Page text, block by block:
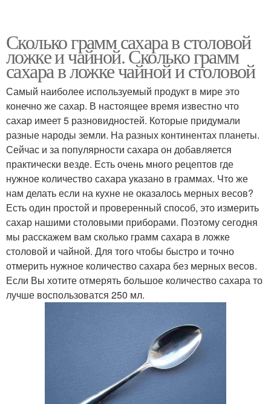
Сколько грамм сахара в столовой
ложке и чайной. Сколько грамм
сахара в ложке чайной и столовой
Самый наиболее используемый продукт в мире это
конечно же сахар. В настоящее время известно что
сахар имеет 5 разновидностей. Которые придумали
разные народы земли. На разных континентах планеты.
Сейчас и за популярности сахара он добавляется
практически везде. Есть очень много рецептов где
нужное количество сахара указано в граммах. Что же
нам делать если на кухне не оказалось мерных весов?
Есть один простой и проверенный способ, это измерить
сахар нашими столовыми приборами. Поэтому сегодня
мы расскажем вам сколько грамм сахара в ложке
столовой и чайной. Для того чтобы быстро и точно
отмерить нужное количество сахара без мерных весов.
Если Вы хотите отмерять большое количество сахара то
лучше воспользоватся 250 мл.